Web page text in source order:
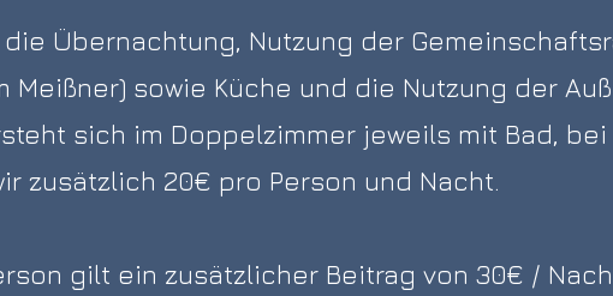
Übernachtung, Nutzung der
Meißner) sowie Küche und die Nutzung der
sich im Doppelzimmer jeweils mit Bad,
zusätzlich 20€ pro Person und Nacht.
gilt ein zusätzlicher Beitrag von 30€ /